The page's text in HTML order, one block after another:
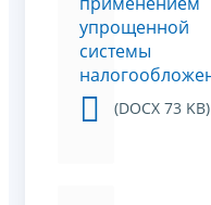
упрощенной
системы
(DOCX 73 KB)